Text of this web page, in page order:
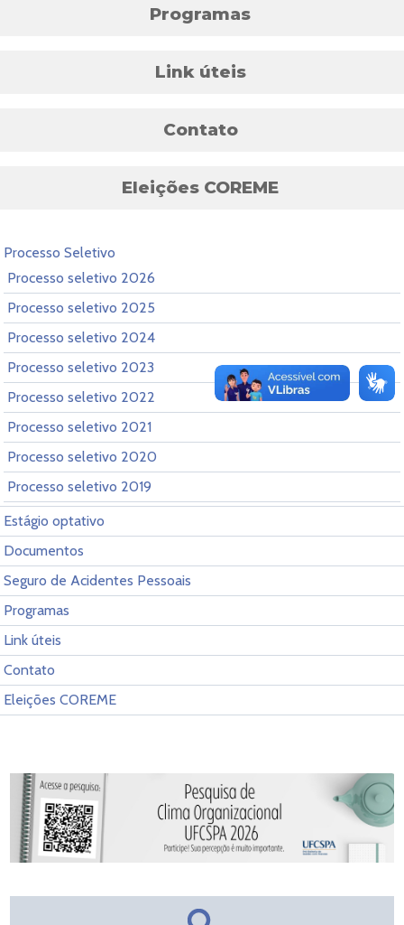
Programas
Link úteis
Contato
Eleições COREME
Processo Seletivo
Processo seletivo 2026
Processo seletivo 2025
Processo seletivo 2024
Processo seletivo 2023
Processo seletivo 2022
Processo seletivo 2021
Processo seletivo 2020
Processo seletivo 2019
Estágio optativo
Documentos
Seguro de Acidentes Pessoais
Programas
Link úteis
Contato
Eleições COREME